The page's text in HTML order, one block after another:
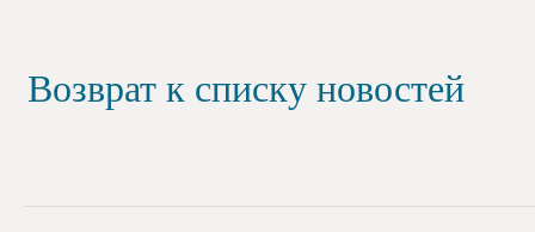
Возврат к списку новостей